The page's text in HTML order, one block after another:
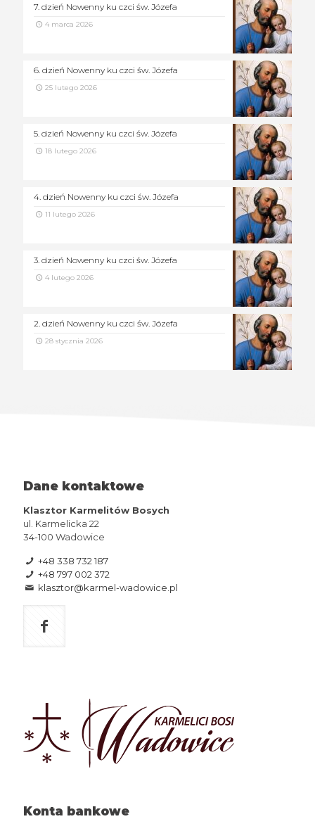
7. dzień Nowenny ku czci św. Józefa
4 marca 2026
6. dzień Nowenny ku czci św. Józefa
25 lutego 2026
5. dzień Nowenny ku czci św. Józefa
18 lutego 2026
4. dzień Nowenny ku czci św. Józefa
11 lutego 2026
3. dzień Nowenny ku czci św. Józefa
4 lutego 2026
2. dzień Nowenny ku czci św. Józefa
28 stycznia 2026
Dane kontaktowe
Klasztor Karmelitów Bosych
ul. Karmelicka 22
34-100 Wadowice
+48 338 732 187
+48 797 002 372
klasztor@karmel-wadowice.pl
Konta bankowe